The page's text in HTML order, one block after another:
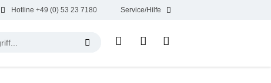
Hotline +49 (0) 53 23 7180 Service/Hilfe